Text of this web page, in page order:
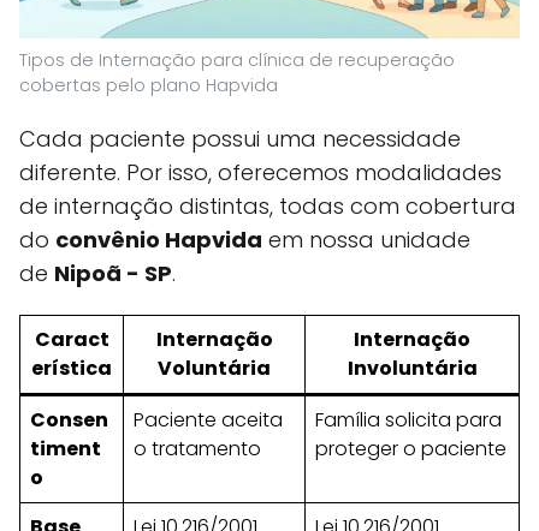
Tipos de Internação para clínica de recuperação
cobertas pelo plano Hapvida
Cada paciente possui uma necessidade
diferente. Por isso, oferecemos modalidades
de internação distintas, todas com cobertura
do convênio Hapvida em nossa unidade
de Nipoã - SP.
Caract
erística
Internação
Voluntária
Internação
Involuntária
Consen
timent
o
Paciente aceita
o tratamento
Família solicita para
proteger o paciente